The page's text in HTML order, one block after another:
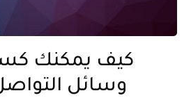
كيف يمكنك
وسائل